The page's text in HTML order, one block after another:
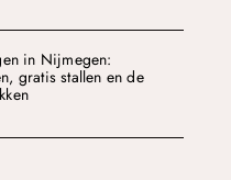
in Nijmegen:
gratis stallen en de